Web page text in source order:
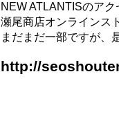
NEW ATLANTISのア
瀬尾商店オンラインス
まだまだ一部ですが、
http://